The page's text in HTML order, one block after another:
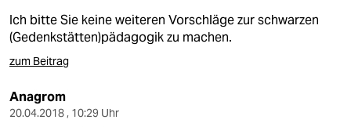
Ich bitte Sie keine weiteren Vorschläge zur schwarzen
(Gedenkstätten)pädagogik zu machen.
zum Beitrag
Anagrom
20.04.2018 , 10:29 Uhr